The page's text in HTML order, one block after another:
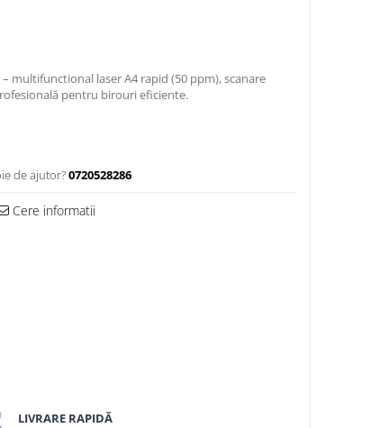
multifunctional laser A4 rapid (50 ppm), scanare
pentru birouri eficiente.
de ajutor?0720528286
Cere informatii
LIVRARE RAPIDĂ